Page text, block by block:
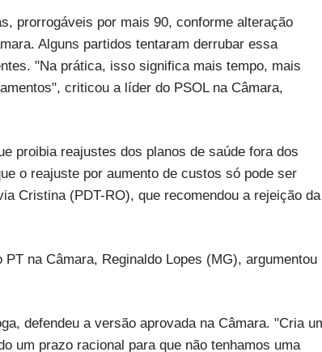
prorrogáveis por mais 90, conforme alteração
Alguns partidos tentaram derrubar essa
"Na prática, isso significa mais tempo, mais
criticou a líder do PSOL na Câmara,
proibia reajustes dos planos de saúde fora dos
o reajuste por aumento de custos só pode ser
Cristina (PDT-RO), que recomendou a rejeição da
na Câmara, Reginaldo Lopes (MG), argumentou
defendeu a versão aprovada na Câmara. "Cria
um prazo racional para que não tenhamos uma